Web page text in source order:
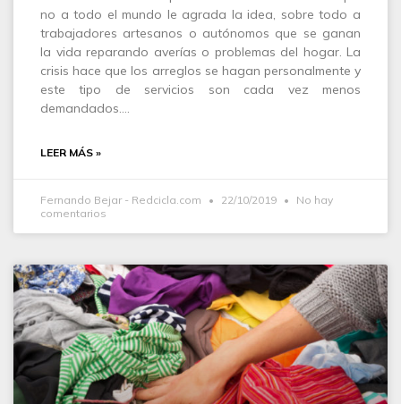
no a todo el mundo le agrada la idea, sobre todo a
trabajadores artesanos o autónomos que se ganan
la vida reparando averías o problemas del hogar. La
crisis hace que los arreglos se hagan personalmente y
este tipo de servicios son cada vez menos
demandados.…
LEER MÁS »
Fernando Bejar - Redcicla.com 22/10/2019
No hay
comentarios